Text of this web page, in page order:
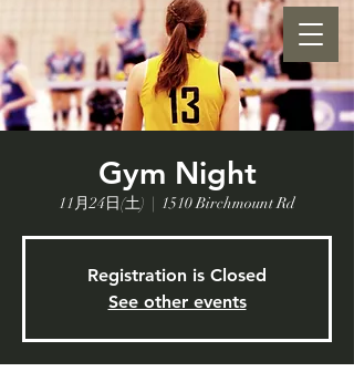
Gym Night
11月24日(土)
  |
1510 Birchmount Rd
Registration is Closed
See other events